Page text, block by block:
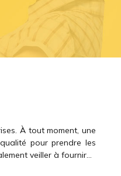
À tout moment, une
pour prendre les
veiller à fournir…